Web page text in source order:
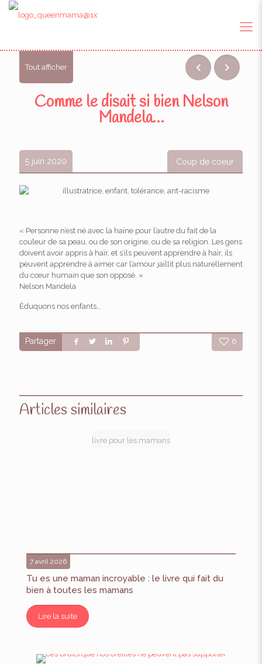
Tout afficher
Comme le disait si bien Nelson
Mandela…
5 juin 2020 Coup de coeur
« Personne n’est né avec la haine pour l’autre du fait de la
couleur de sa peau, ou de son origine, ou de sa religion. Les gens
doivent avoir appris à haïr, et s’ils peuvent apprendre à haïr, ils
peuvent apprendre à aimer car l’amour jaillit plus naturellement
du cœur humain que son opposé. »
Nelson Mandela
Éduquons nos enfants…
Partager 6
Articles similaires
livre pour les mamans
7 avril 2026
Tu es une maman incroyable : le livre qui fait du
bien à toutes les mamans
Lire la suite